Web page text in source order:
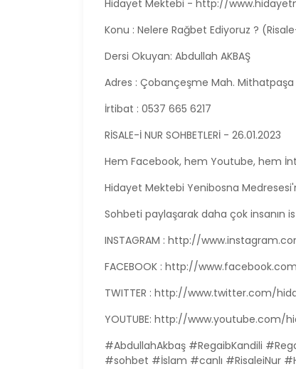
Hidayet Mektebi - http://
Konu : Nelere Rağbet Ediyoruz ?
Dersi Okuyan: Abdullah AKBAŞ
Adres : Çobançeşme Mah. Mithatpaşa
İrtibat : 0537 665 6217
RİSALE-İ NUR SOHBETLERİ - 26.01.2023
Hem Facebook, hem Youtube, hem
Hidayet Mektebi Yenibosna
Sohbeti paylaşarak daha çok insanın
INSTAGRAM : http://
FACEBOOK : http://
TWITTER : http://www.twitter.com/
YOUTUBE: http://www.youtube.com/
#AbdullahAkbaş #RegaibKandili
#sohbet #İslam #canlı #RisaleiNur